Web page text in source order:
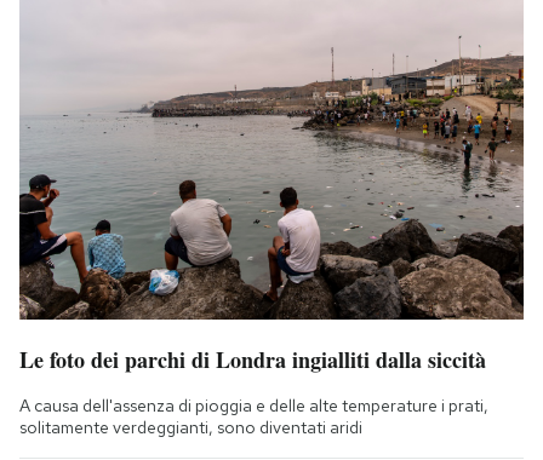
Le foto dei parchi di Londra ingialliti dalla siccità
A causa dell'assenza di pioggia e delle alte temperature i prati,
solitamente verdeggianti, sono diventati aridi